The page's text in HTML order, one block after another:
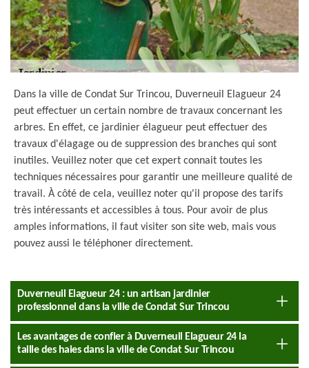
Dans la ville de Condat Sur Trincou, Duverneuil Elagueur 24
peut effectuer un certain nombre de travaux concernant les
arbres. En effet, ce jardinier élagueur peut effectuer des
travaux d'élagage ou de suppression des branches qui sont
inutiles. Veuillez noter que cet expert connait toutes les
techniques nécessaires pour garantir une meilleure qualité de
travail. À côté de cela, veuillez noter qu'il propose des tarifs
très intéressants et accessibles à tous. Pour avoir de plus
amples informations, il faut visiter son site web, mais vous
pouvez aussi le téléphoner directement.
Duverneuil Elagueur 24 : un artisan jardinier
professionnel dans la ville de Condat Sur Trincou
Les avantages de confier à Duverneuil Elagueur 24 la
taille des haies dans la ville de Condat Sur Trincou